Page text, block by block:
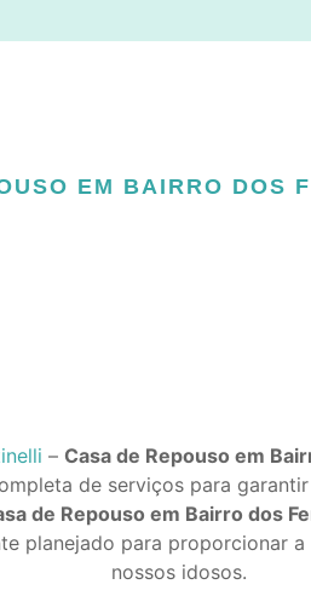
EM BAIRRO DOS
– Casa de Repouso em
de serviços para
de Repouso em Bairro dos
planejado para proporcionar
nossos idosos.